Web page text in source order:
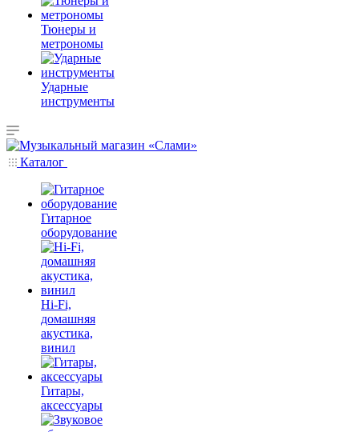
Тюнеры и
метрономы
Ударные
инструменты
Каталог
Гитарное
оборудование
Hi-Fi,
домашняя
акустика,
винил
Гитары,
аксессуары